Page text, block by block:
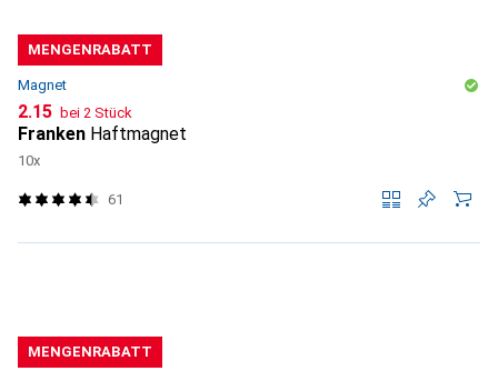
MENGENRABATT
Magnet
CHF
2.15 bei 2 Stück
Franken Haftmagnet
10x
61
MENGENRABATT